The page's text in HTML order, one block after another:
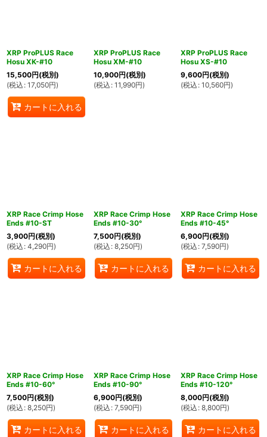
XRP ProPLUS Race
Hosu XK-#10
15,500円(税別)
(税込 : 17,050円)
カートに入れる
XRP ProPLUS Race
Hosu XM-#10
10,900円(税別)
(税込 : 11,990円)
XRP ProPLUS Race
Hosu XS-#10
9,600円(税別)
(税込 : 10,560円)
XRP Race Crimp Hose
Ends #10-ST
3,900円(税別)
(税込 : 4,290円)
カートに入れる
XRP Race Crimp Hose
Ends #10-30°
7,500円(税別)
(税込 : 8,250円)
カートに入れる
XRP Race Crimp Hose
Ends #10-45°
6,900円(税別)
(税込 : 7,590円)
カートに入れる
XRP Race Crimp Hose
Ends #10-60°
7,500円(税別)
(税込 : 8,250円)
カートに入れる
XRP Race Crimp Hose
Ends #10-90°
6,900円(税別)
(税込 : 7,590円)
カートに入れる
XRP Race Crimp Hose
Ends #10-120°
8,000円(税別)
(税込 : 8,800円)
カートに入れる